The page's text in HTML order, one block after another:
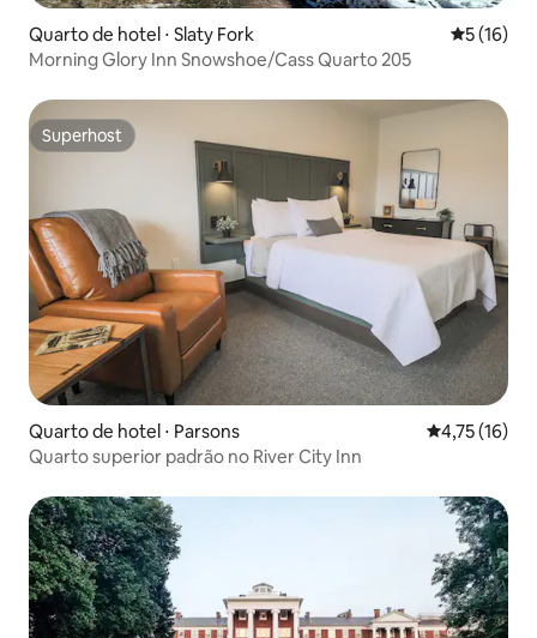
Quarto de hotel ⋅ Slaty Fork 5 de uma
5 (16)
Morning Glory Inn Snowshoe/Cass Quarto 205
Superhost
Superhost
Quarto de hotel ⋅ Parsons 4,75 de uma
4,75 (16)
Quarto superior padrão no River City Inn